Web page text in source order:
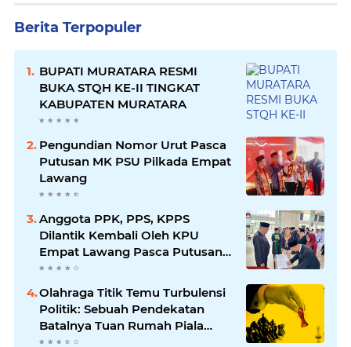
Berita Terpopuler
BUPATI MURATARA RESMI
BUKA STQH KE-II TINGKAT
KABUPATEN MURATARA
Pengundian Nomor Urut Pasca
Putusan MK PSU Pilkada Empat
Lawang
Anggota PPK, PPS, KPPS
Dilantik Kembali Oleh KPU
Empat Lawang Pasca Putusan
MK
Olahraga Titik Temu Turbulensi
Politik: Sebuah Pendekatan
Batalnya Tuan Rumah Piala
Dunia U-20